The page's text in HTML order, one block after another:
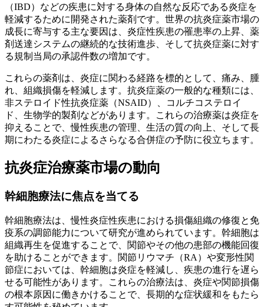
（IBD）などの疾患に対する身体の自然な反応である炎症を
軽減するために開発された薬剤です。世界の抗炎症薬市場の
成長に寄与する主な要因は、炎症性疾患の罹患率の上昇、薬
剤送達システムの継続的な技術進歩、そして抗炎症薬に対す
る規制当局の承認件数の増加です。
これらの薬剤は、炎症に関わる経路を標的として、痛み、腫
れ、組織損傷を軽減します。抗炎症薬の一般的な種類には、
非ステロイド性抗炎症薬（NSAID）、コルチコステロイ
ド、生物学的製剤などがあります。これらの治療薬は炎症を
抑えることで、慢性疾患の管理、生活の質の向上、そして長
期にわたる炎症によるさらなる合併症の予防に役立ちます。
抗炎症治療薬市場の動向
幹細胞療法に焦点を当てる
幹細胞療法は、慢性炎症性疾患における損傷組織の修復と免
疫系の調節能力について研究が進められています。幹細胞は
組織再生を促進することで、関節やその他の患部の機能回復
を助けることができます。関節リウマチ（RA）や変形性関
節症においては、幹細胞は炎症を軽減し、疾患の進行を遅ら
せる可能性があります。これらの治療法は、炎症や関節損傷
の根本原因に働きかけることで、長期的な症状緩和をもたら